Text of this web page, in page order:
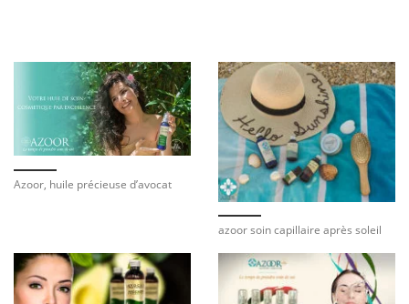
Azoor, huile précieuse d’avocat
azoor soin capillaire après soleil